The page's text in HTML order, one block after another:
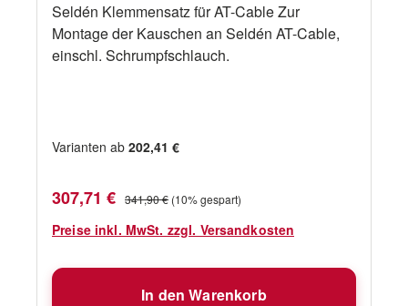
Seldén Klemmensatz für AT-Cable Zur
Montage der Kauschen an Seldén AT-Cable,
einschl. Schrumpfschlauch.
Varianten ab 202,41 €
Verkaufspreis:
307,71 € Regulärer Preis:
341,90 € (10% gespart)
Preise inkl. MwSt. zzgl. Versandkosten
In den Warenkorb